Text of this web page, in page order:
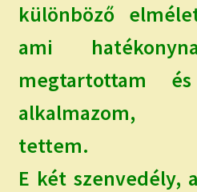
különböző
ami
megtartottam
alkalmazom,
tettem.
E két szenvedély,